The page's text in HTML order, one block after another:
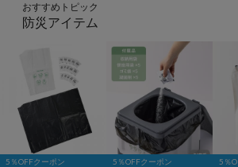
おすすめトピック
防災アイテム
5％OFFクーポン 5％OFFクーポン 5％